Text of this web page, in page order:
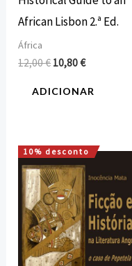
African Lisbon 2.ª Ed.
África
12,00€ 10,80€
ADICIONAR
10% desconto
O
preço
original
era:
20,00 €.
O
preço
atual
é:
18,00 €.